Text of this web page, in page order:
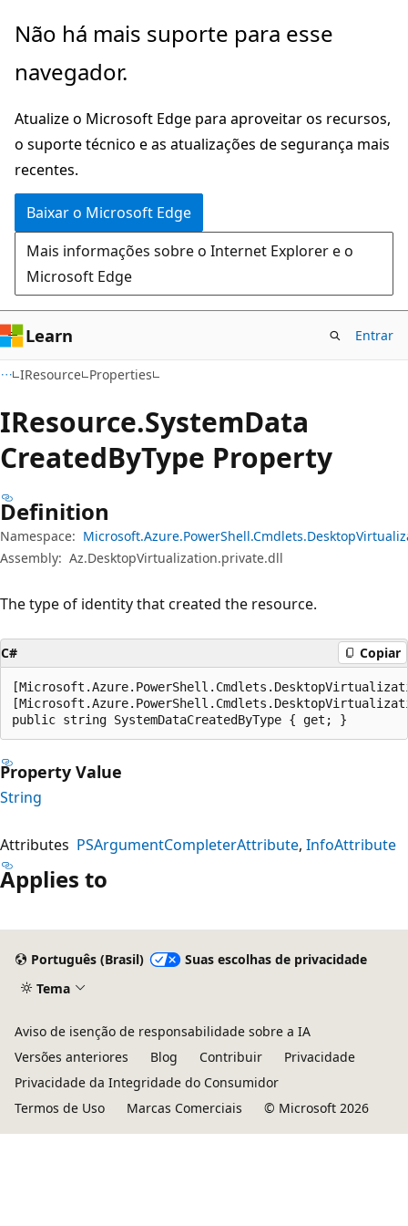
Pular
o
principal
Ignore
passe
a
navegação
na
página
Não há mais suporte para esse
navegador.
Atualize o Microsoft Edge para aproveitar os recursos,
o suporte técnico e as atualizações de segurança mais
recentes.
Baixar o Microsoft Edge
Mais informações sobre o Internet Explorer e o
Microsoft Edge
Learn Entrar
IResource Properties
IResource.SystemData
CreatedByType Property
Definition
Namespace:
Assembly: Az.DesktopVirtualization.private.dll
The type of identity that created the resource.
C# Copiar
public string SystemDataCreatedByType { get; }
Property Value
String
Attributes PSArgumentCompleterAttribute InfoAttribute
Applies to
Português (Brasil)
Suas escolhas de privacidade
Tema
Aviso de isenção de responsabilidade sobre a IA
Versões anteriores
Blog Contribuir
Privacidade
Privacidade da Integridade do Consumidor
Termos de Uso
Marcas Comerciais © Microsoft 2026